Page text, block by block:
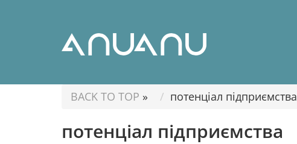
BACK TO TOP » потенціал підприємства
потенціал підприємства